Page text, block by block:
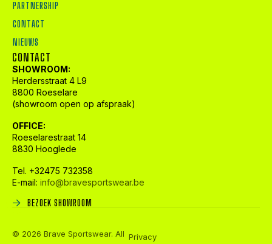
PARTNERSHIP
CONTACT
NIEUWS
CONTACT
SHOWROOM:
Herdersstraat 4 L9
8800 Roeselare
(showroom open op afspraak)
OFFICE:
Roeselarestraat 14
8830 Hooglede
Tel. +32475 732358
E-mail: info@bravesportswear.be
BEZOEK SHOWROOM
© 2026 Brave Sportswear. All Privacy